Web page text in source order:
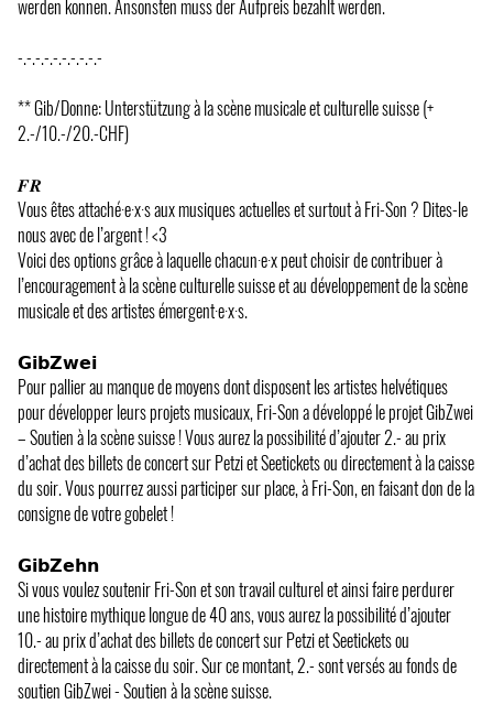
werden können. Ansonsten muss der Aufpreis bezahlt werden.
-.-.-.-.-.-.-.-.-.-
** Gib/Donne: Unterstützung à la scène musicale et culturelle suisse (+
2.-/10.-/20.-CHF)
𝑭𝑹
Vous êtes attaché·e·x·s aux musiques actuelles et surtout à Fri-Son ? Dites-le
nous avec de l’argent ! <3
Voici des options grâce à laquelle chacun·e·x peut choisir de contribuer à
l’encouragement à la scène culturelle suisse et au développement de la scène
musicale et des artistes émergent·e·x·s.
𝗚𝗶𝗯𝗭𝘄𝗲𝗶
Pour pallier au manque de moyens dont disposent les artistes helvétiques
pour développer leurs projets musicaux, Fri-Son a développé le projet GibZwei
– Soutien à la scène suisse ! Vous aurez la possibilité d’ajouter 2.- au prix
d’achat des billets de concert sur Petzi et Seetickets ou directement à la caisse
du soir. Vous pourrez aussi participer sur place, à Fri-Son, en faisant don de la
consigne de votre gobelet !
𝗚𝗶𝗯𝗭𝗲𝗵𝗻
Si vous voulez soutenir Fri-Son et son travail culturel et ainsi faire perdurer
une histoire mythique longue de 40 ans, vous aurez la possibilité d’ajouter
10.- au prix d’achat des billets de concert sur Petzi et Seetickets ou
directement à la caisse du soir. Sur ce montant, 2.- sont versés au fonds de
soutien GibZwei - Soutien à la scène suisse.